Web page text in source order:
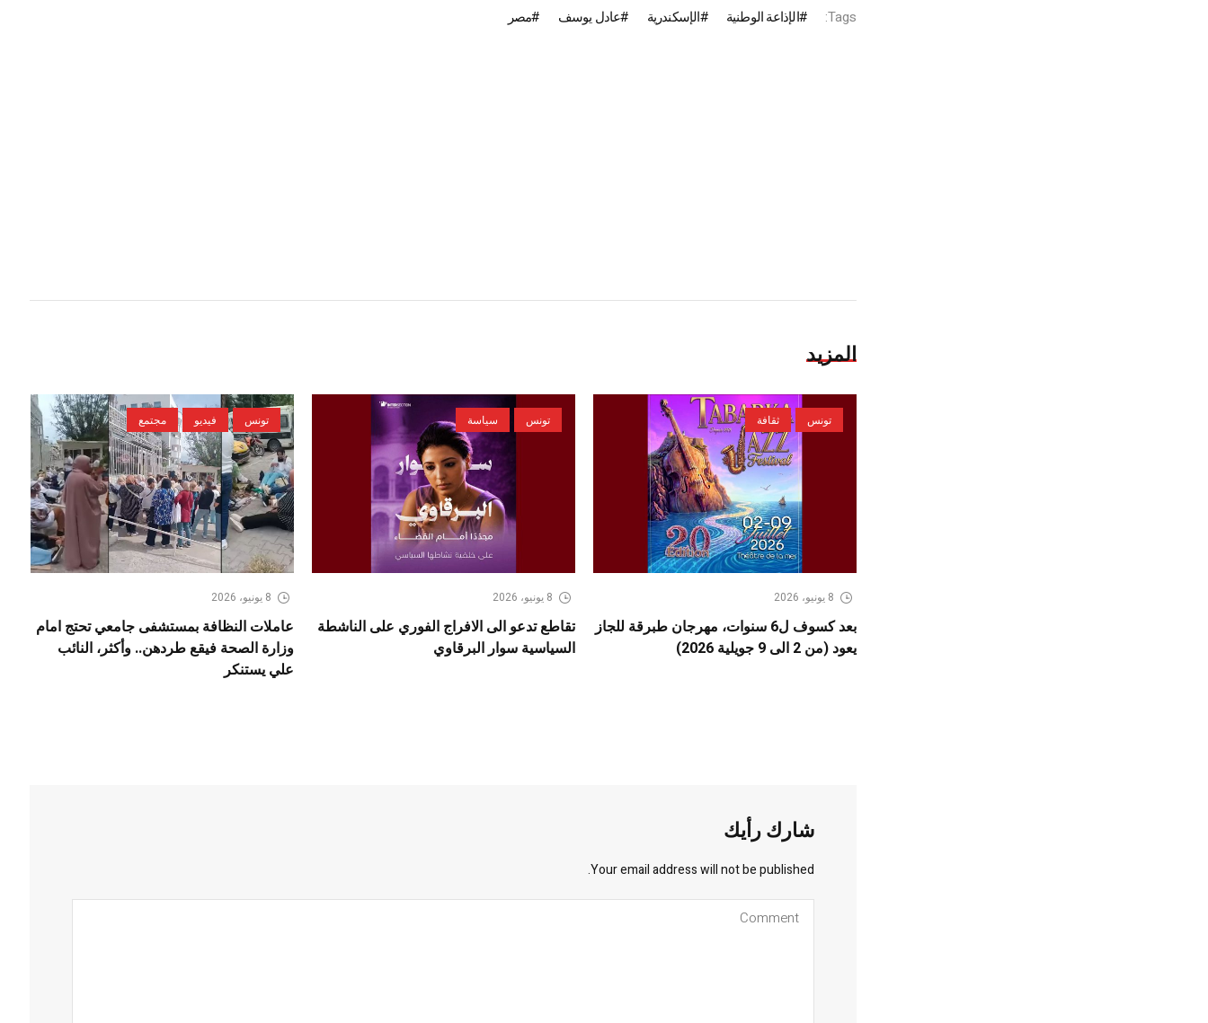
Tags: الإذاعة الوطنية الإسكندرية عادل يوسف مصر
المزيد
تونس ثقافة
8 يونيو، 2026
بعد كسوف ل6 سنوات، مهرجان طبرقة للجاز
يعود (من 2 الى 9 جويلية 2026)
تونس سياسة
8 يونيو، 2026
تقاطع تدعو الى الافراج الفوري على الناشطة
السياسية سوار البرقاوي
تونس فيديو مجتمع
8 يونيو، 2026
عاملات النظافة بمستشفى جامعي تحتج امام
وزارة الصحة فيقع طردهن.. وأكثر، النائب
علي يستنكر
شارك رأيك
Your email address will not be published.